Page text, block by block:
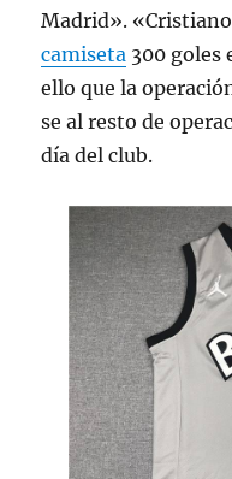
Madrid».
camiseta 300 goles
ello que la
se al resto de
día del club.